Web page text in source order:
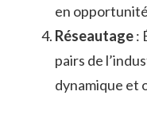
en
Réseautage:
pairs de
dynamique et